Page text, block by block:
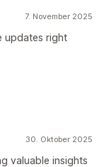
7. November 2025
updates right
30. Oktober 2025
valuable insights